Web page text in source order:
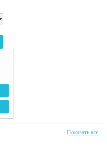
Показать все